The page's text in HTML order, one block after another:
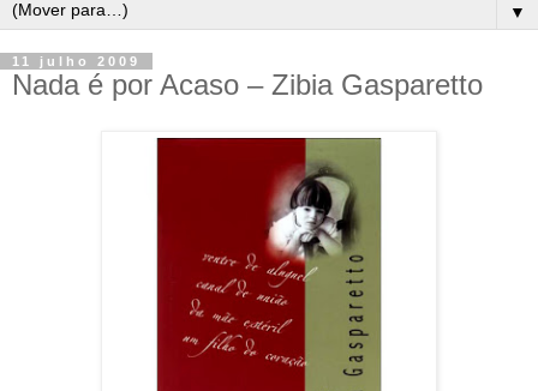
▼
11 julho 2009
Nada é por Acaso – Zibia Gasparetto